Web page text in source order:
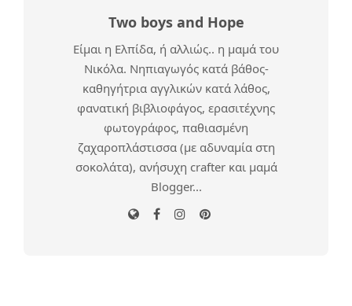
Two boys and Hope
Είμαι η Ελπίδα, ή αλλιώς.. η μαμά του
Νικόλα. Νηπιαγωγός κατά βάθος-
καθηγήτρια αγγλικών κατά λάθος,
φανατική βιβλιοφάγος, ερασιτέχνης
φωτογράφος, παθιασμένη
ζαχαροπλάστισσα (με αδυναμία στη
σοκολάτα), ανήσυχη crafter και μαμά
Blogger...